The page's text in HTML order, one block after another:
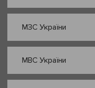
МЗС України
МВС України